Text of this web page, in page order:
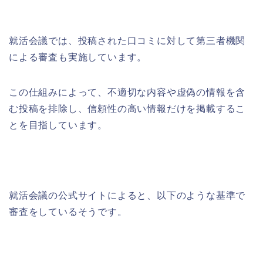
就活会議では、投稿された口コミに対して第三者機関
による審査も実施しています。
この仕組みによって、不適切な内容や虚偽の情報を含
む投稿を排除し、信頼性の高い情報だけを掲載するこ
とを目指しています。
就活会議の公式サイトによると、以下のような基準で
審査をしているそうです。